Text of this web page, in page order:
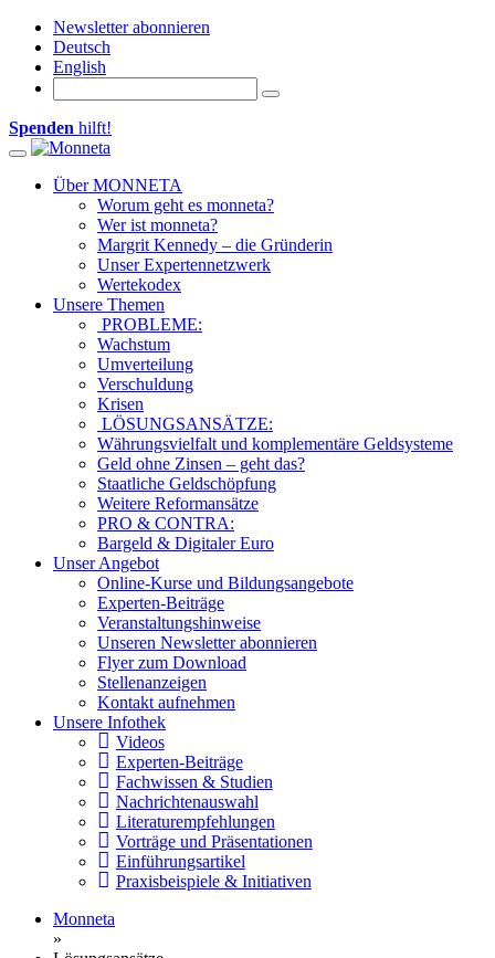
Newsletter abonnieren
Deutsch
English
Spenden hilft!
Toggle navigation
Über MONNETA
Worum geht es monneta?
Wer ist monneta?
Margrit Kennedy – die Gründerin
Unser Expertennetzwerk
Wertekodex
Unsere Themen
PROBLEME:
Wachstum
Umverteilung
Verschuldung
Krisen
LÖSUNGSANSÄTZE:
Währungsvielfalt und komplementäre Geldsysteme
Geld ohne Zinsen – geht das?
Staatliche Geldschöpfung
Weitere Reformansätze
PRO & CONTRA:
Bargeld & Digitaler Euro
Unser Angebot
Online-Kurse und Bildungsangebote
Experten-Beiträge
Veranstaltungshinweise
Unseren Newsletter abonnieren
Flyer zum Download
Stellenanzeigen
Kontakt aufnehmen
Unsere Infothek
Videos
Experten-Beiträge
Fachwissen & Studien
Nachrichtenauswahl
Literaturempfehlungen
Vorträge und Präsentationen
Einführungsartikel
Praxisbeispiele & Initiativen
Monneta
»